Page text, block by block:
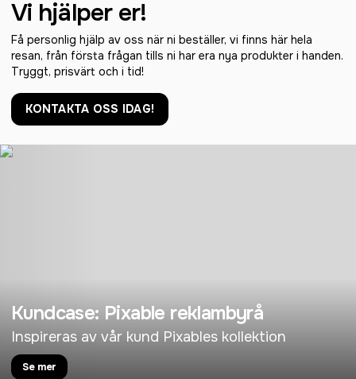
Vi hjälper er!
Få personlig hjälp av oss när ni beställer, vi finns här hela
resan, från första frågan tills ni har era nya produkter i handen.
Tryggt, prisvärt och i tid!
KONTAKTA OSS IDAG!
Kundcase: Pixable reklambyrå
Inspireras av vår kund Pixables kollektion
Se mer